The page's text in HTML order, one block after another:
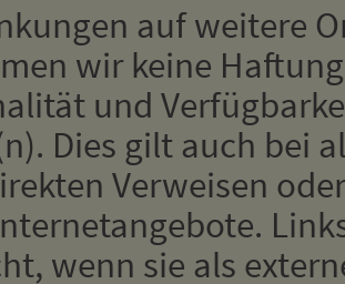
auf weitere
wir keine
und
Dies gilt auch bei
Verweisen
wenn sie als